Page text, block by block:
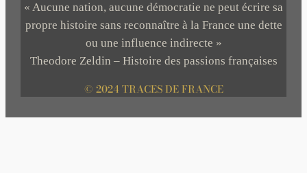
« Aucune nation, aucune démocratie ne peut écrire sa
propre histoire sans reconnaître à la France une dette
ou une influence indirecte »
Theodore Zeldin – Histoire des passions françaises
© 2024 TRACES DE FRANCE